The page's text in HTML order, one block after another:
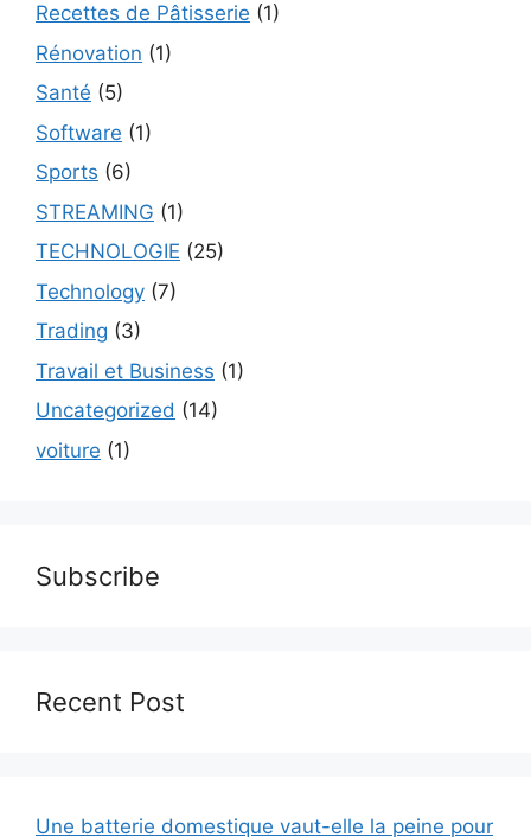
Recettes de Pâtisserie (1)
Rénovation (1)
Santé (5)
Software (1)
Sports (6)
STREAMING (1)
TECHNOLOGIE (25)
Technology (7)
Trading (3)
Travail et Business (1)
Uncategorized (14)
voiture (1)
Subscribe
Recent Post
Une batterie domestique vaut-elle la peine pour